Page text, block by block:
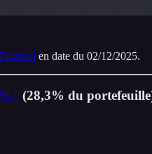
Fiscal.ai en date du 02/12/2025.
(28,3% du